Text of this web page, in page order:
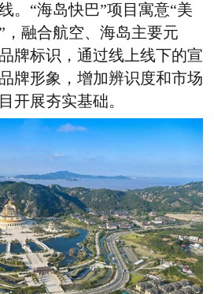
。“海岛快巴”项目寓意“美
，融合航空、海岛主要元
牌标识，通过线上线下的宣
牌形象，增加辨识度和市场
开展夯实基础。